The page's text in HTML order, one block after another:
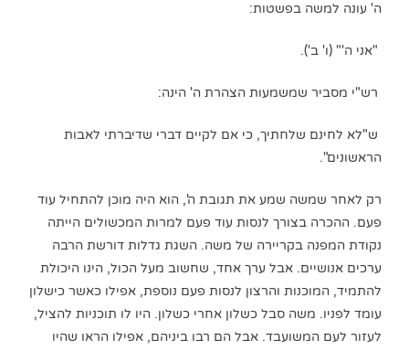
ה' עונה למשה בפשטות:
"אני ה'" (ו' ב').
רש"י מסביר שמשמעות הצהרת ה' הינה:
ש"לא לחינם שלחתיך, כי אם לקיים דברי שדיברתי לאבות
הראשונים".
רק לאחר שמשה שמע את תגובת ה', הוא היה מוכן להתחיל עוד
פעם. ההכרה בצורך לנסות עוד פעם למרות המכשולים הייתה
נקודת המפנה בקריירה של משה. השגת גדלות דורשת הרבה
ערכים אנושיים. אבל ערך אחד, שחשוב מעל הכול, הינו היכולת
להתמיד, המוכנות והרצון לנסות פעם נוספת, אפילו כאשר כישלון
עומד לפניו. משה סבל כשלון אחרי כשלון. היו לו תוכניות להציל,
לעזור לעם המשועבד. אבל הם רבו ביניהם, אפילו הראו שהיו